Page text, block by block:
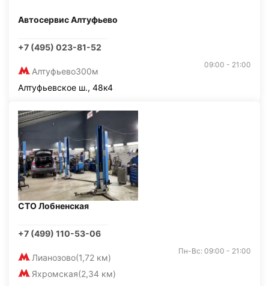
Автосервис Алтуфьево
+7 (495) 023-81-52
Алтуфьево300м
09:00 - 21:00
Алтуфьевское ш., 48к4
СТО Лобненская
+7 (499) 110-53-06
Лианозово(1,72 км)
Яхромская(2,34 км)
Пн-Вс: 09:00 - 21:00